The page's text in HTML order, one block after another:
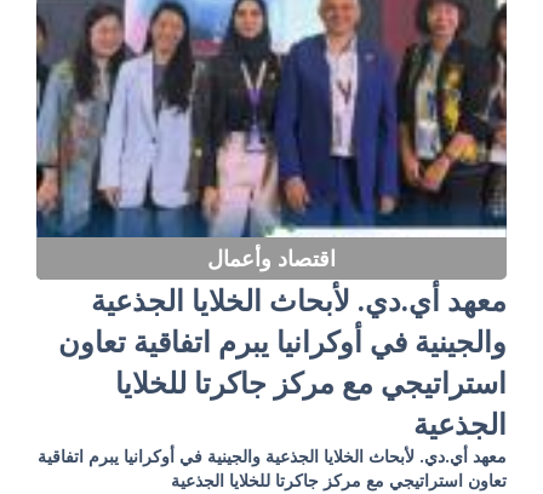
اقتصاد وأعمال
معهد أي.دي. لأبحاث الخلايا الجذعية
والجينية في أوكرانيا يبرم اتفاقية تعاون
استراتيجي مع مركز جاكرتا للخلايا
الجذعية
معهد أي.دي. لأبحاث الخلايا الجذعية والجينية في أوكرانيا يبرم اتفاقية
تعاون استراتيجي مع مركز جاكرتا للخلايا الجذعية